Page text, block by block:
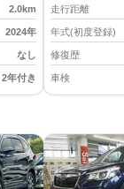
2.0km
2024年
なし
2年付き
走行距離
年式(初度登録)
修復歴
車検